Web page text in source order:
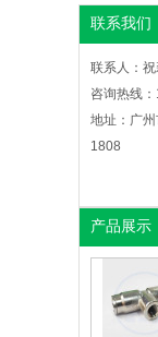
联系我们
联系人：祝
咨询热线
地址：广
1808
产品展示
燃油
特质红宝
座（便
雾森降
造景—